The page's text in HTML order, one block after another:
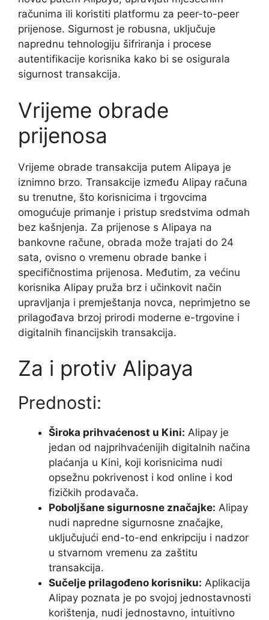
računima ili koristiti platformu za peer-to-peer
prijenose. Sigurnost je robusna, uključuje
naprednu tehnologiju šifriranja i procese
autentifikacije korisnika kako bi se osigurala
sigurnost transakcija.
Vrijeme obrade
prijenosa
Vrijeme obrade transakcija putem Alipaya je
iznimno brzo. Transakcije između Alipay računa
su trenutne, što korisnicima i trgovcima
omogućuje primanje i pristup sredstvima odmah
bez kašnjenja. Za prijenose s Alipaya na
bankovne račune, obrada može trajati do 24
sata, ovisno o vremenu obrade banke i
specifičnostima prijenosa. Međutim, za većinu
korisnika Alipay pruža brz i učinkovit način
upravljanja i premještanja novca, neprimjetno se
prilagođava brzoj prirodi moderne e-trgovine i
digitalnih financijskih transakcija.
Za i protiv Alipaya
Prednosti:
Široka prihvaćenost u Kini: Alipay je
jedan od najprihvaćenijih digitalnih načina
plaćanja u Kini, koji korisnicima nudi
opsežnu pokrivenost i kod online i kod
fizičkih prodavača.
Poboljšane sigurnosne značajke: Alipay
nudi napredne sigurnosne značajke,
uključujući end-to-end enkripciju i nadzor
u stvarnom vremenu za zaštitu
transakcija.
Sučelje prilagođeno korisniku: Aplikacija
Alipay poznata je po svojoj jednostavnosti
korištenja, nudi jednostavno, intuitivno